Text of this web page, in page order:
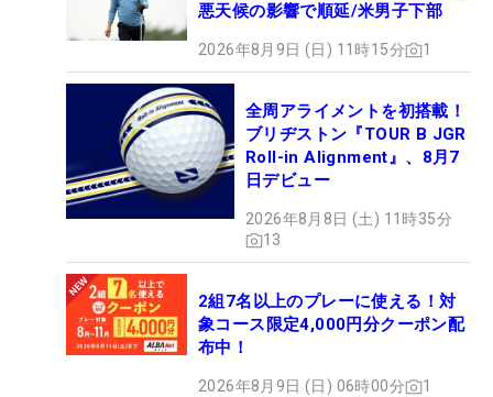
悪天候の影響で順延/米男子下部
2026年8月9日 (日) 11時15分 1
全周アライメントを初搭載！
ブリヂストン『TOUR B JGR
Roll-in Alignment』、8月7
日デビュー
2026年8月8日 (土) 11時35分
13
2組7名以上のプレーに使える！対
象コース限定4,000円分クーポン配
布中！
2026年8月9日 (日) 06時00分 1